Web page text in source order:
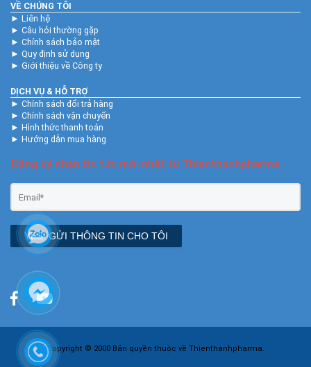
VỀ CHÚNG TÔI
► Liên hệ
► Câu hỏi thường gặp
► Chính sách bảo mật
► Quy định sử dụng
► Giới thiệu về Công ty
DỊCH VỤ & HỖ TRỢ
► Chính sách đổi trả hàng
► Chính sách vận chuyển
► Hình thức thanh toán
► Hướng dẫn mua hàng
Đăng ký nhận tin tức mới nhất từ Thienthanhpharma
YES! GỬI THÔNG TIN CHO TÔI
Copyright © 2000 Bản quyền thuộc về Thienthanhpharma.